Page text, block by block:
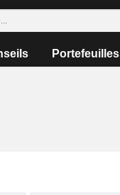
Portefeuilles